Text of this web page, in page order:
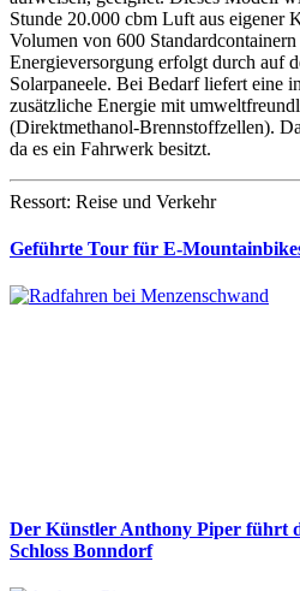
Stunde 20.000 cbm Luft aus eigener
Volumen von 600
Energieversorgung erfolgt durch auf
Solarpaneele. Bei Bedarf liefert eine
zusätzliche Energie mit
(Direktmethanol-Brennstoffzellen).
da es ein Fahrwerk besitzt.
Ressort: Reise und Verkehr
Geführte Tour für E-
Der Künstler Anthony Piper führt
Schloss Bonndorf